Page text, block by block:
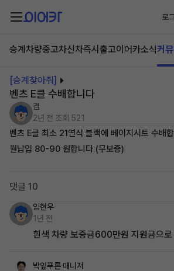
로
승계차량중고차신차즉시출고이어카소식커뮤
[승계찾아줘]
벤츠 E클 수배합니다
겸
2년 전 조회 521
벤츠 E클 최소 21연식 블랙에 베이지시트 수배
월납입 80-90 원합니다 (무보증)
댓글 10
임현우
1년 전
흰색 차량 보증금600만원 지원금으
박잎푸른 매니저